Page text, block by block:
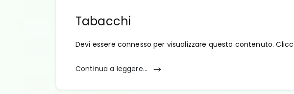
Tabacchi
Devi essere connesso per visualizzare questo contenuto.
Continua a leggere...